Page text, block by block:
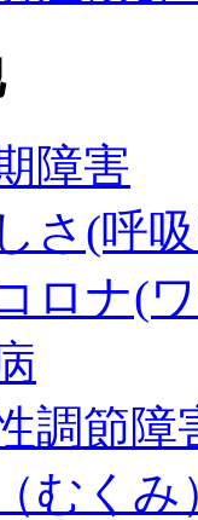
障害
さ(呼
ロナ(
調節障
むくみ